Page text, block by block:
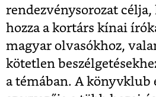
rendezvénysorozat célja,
hozza a kortárs kínai
magyar olvasókhoz,
kötetlen
a témában. A könyvklub